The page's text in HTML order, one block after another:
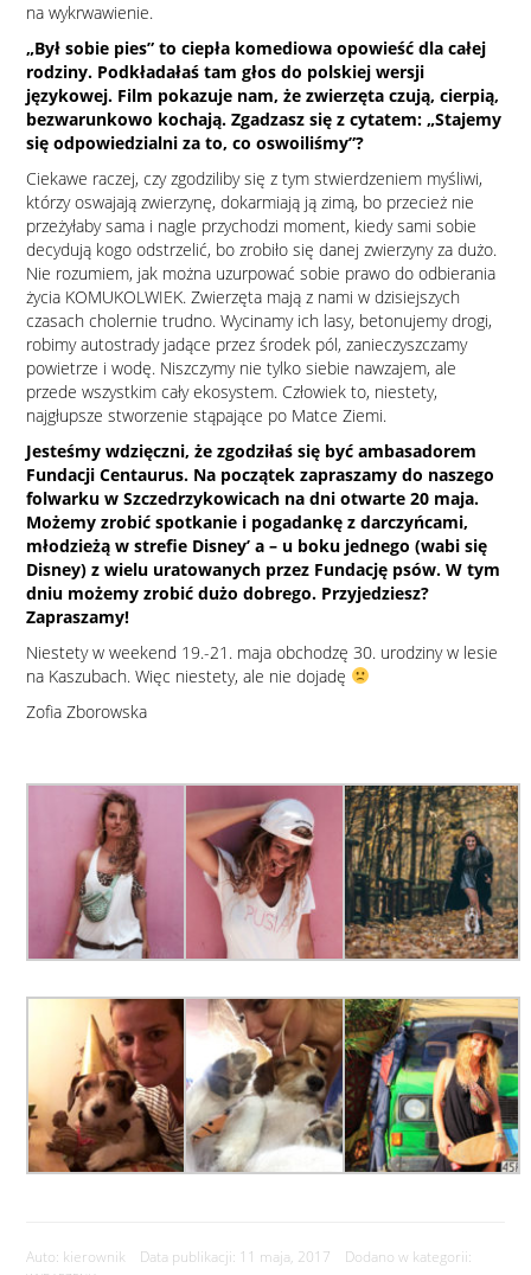
na wykrwawienie.
„Był sobie pies” to ciepła komediowa opowieść dla całej
rodziny. Podkładałaś tam głos do polskiej wersji
językowej. Film pokazuje nam, że zwierzęta czują, cierpią,
bezwarunkowo kochają. Zgadzasz się z cytatem: „Stajemy
się odpowiedzialni za to, co oswoiliśmy”?
Ciekawe raczej, czy zgodziliby się z tym stwierdzeniem myśliwi,
którzy oswajają zwierzynę, dokarmiają ją zimą, bo przecież nie
przeżyłaby sama i nagle przychodzi moment, kiedy sami sobie
decydują kogo odstrzelić, bo zrobiło się danej zwierzyny za dużo.
Nie rozumiem, jak można uzurpować sobie prawo do odbierania
życia KOMUKOLWIEK. Zwierzęta mają z nami w dzisiejszych
czasach cholernie trudno. Wycinamy ich lasy, betonujemy drogi,
robimy autostrady jadące przez środek pól, zanieczyszczamy
powietrze i wodę. Niszczymy nie tylko siebie nawzajem, ale
przede wszystkim cały ekosystem. Człowiek to, niestety,
najgłupsze stworzenie stąpające po Matce Ziemi.
Jesteśmy wdzięczni, że zgodziłaś się być ambasadorem
Fundacji Centaurus. Na początek zapraszamy do naszego
folwarku w Szczedrzykowicach na dni otwarte 20 maja.
Możemy zrobić spotkanie i pogadankę z darczyńcami,
młodzieżą w strefie Disney’ a – u boku jednego (wabi się
Disney) z wielu uratowanych przez Fundację psów. W tym
dniu możemy zrobić dużo dobrego. Przyjedziesz?
Zapraszamy!
Niestety w weekend 19.-21. maja obchodzę 30. urodziny w lesie
na Kaszubach. Więc niestety, ale nie dojadę
Zofia Zborowska
Auto: kierownik Data publikacji: 11 maja, 2017 Dodano w kategorii: